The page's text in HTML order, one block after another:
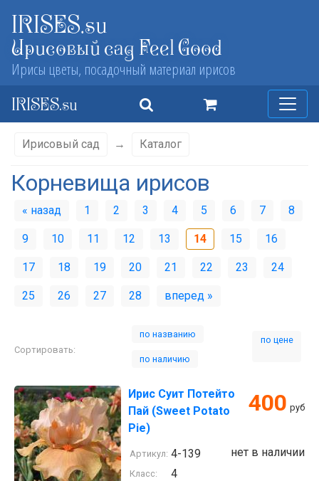
IRISES.su
Ирисовый сад Feel Good
Ирисы цветы, посадочный материал ирисов
IRISES.su
Ирисовый сад → Каталог
Корневища ирисов
« назад 1 2 3 4 5 6 7 8
9 10 11 12 13 14 15 16
17 18 19 20 21 22 23 24
25 26 27 28 вперед »
Сортировать:
по названию
по наличию
по цене
Ирис Суит Потейто
Пай (Sweet Potato
Pie)
400 руб
нет в наличии
Артикул: 4-139
Класс: 4